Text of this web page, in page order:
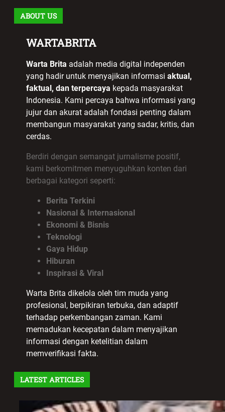
ABOUT US
WARTABRITA
Warta Brita adalah media digital independen
yang hadir untuk menyajikan informasi aktual,
faktual, dan terpercaya kepada masyarakat
Indonesia. Kami percaya bahwa informasi yang
jujur dan akurat adalah fondasi penting dalam
membangun masyarakat yang sadar, kritis, dan
cerdas.
Berdiri dengan semangat jurnalisme positif,
kami berkomitmen menyuguhkan konten dari
berbagai kategori seperti:
Berita Terkini
Nasional & Internasional
Ekonomi & Bisnis
Teknologi
Gaya Hidup
Hiburan
Inspirasi & Viral
Warta Brita dikelola oleh tim muda yang
profesional, berpikiran terbuka, dan adaptif
terhadap perkembangan zaman. Kami
memadukan kecepatan dalam menyajikan
informasi dengan ketelitian dalam
memverifikasi fakta.
LATEST ARTICLES